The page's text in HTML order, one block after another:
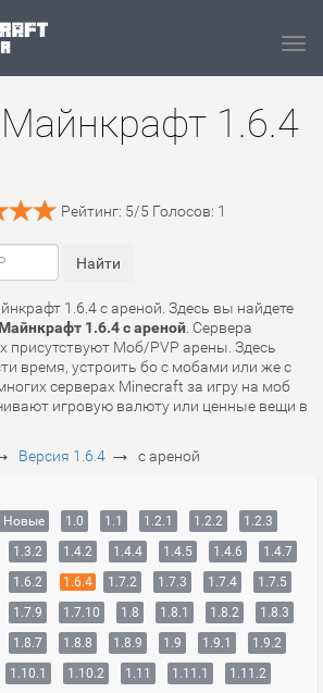
1.6.4
Рейтинг: 5/5 Голосов: 1
1.6.4 с ареной. Здесь вы найдете
1.6.4 с ареной . Сервера
присутствуют Моб/PVP арены. Здесь
время, устроить бо с мобами или же с
серверах Minecraft за игру на моб
игровую валюту или ценные вещи в
Версия 1.6.4 → с ареной
Новые 1.0 1.1 1.2.1 1.2.2
1.2.3
1.3.2 1.4.2 1.4.4 1.4.5 1.4.6
1.4.7
1.6.2 1.6.4 1.7.2 1.7.3 1.7.4
1.7.5
1.7.9 1.7.10 1.8 1.8.1 1.8.2
1.8.3
1.8.7 1.8.8 1.8.9 1.9 1.9.1
1.9.2
1.10.1 1.10.2 1.11 1.11.1
1.11.2